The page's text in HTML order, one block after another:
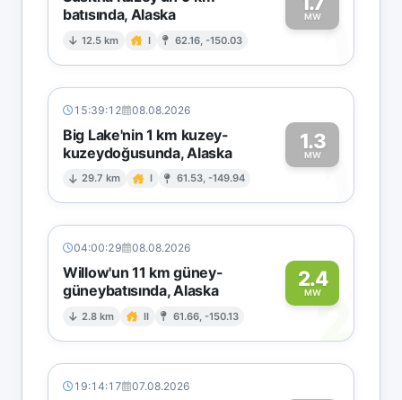
batısında, Alaska
12.5 km I 62.16, -150.03
MW1
15:39:12 08.08.2026
Big Lake'nin 1 km kuzey-
kuzeydoğusunda, Alaska
29.7 km I 61.53, -149.94
1.3
MW1
04:00:29 08.08.2026
Willow'un 11 km güney-
güneybatısında, Alaska
2.8 km II 61.66, -150.13
2.4
MW
2
19:14:17 07.08.2026